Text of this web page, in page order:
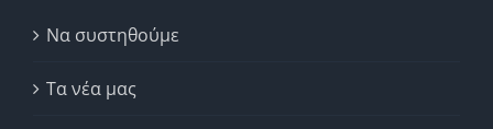
Να συστηθούμε
Τα νέα μας